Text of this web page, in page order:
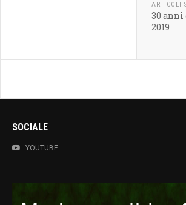
ARTICOLI
30 anni
2019
SOCIALE
YOUTUBE